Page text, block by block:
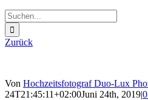
Suche
nach:
Zurück
Von Hochzeitsfotograf Duo-Lux
24T21:45:11+02:00Juni 24th, 2019|